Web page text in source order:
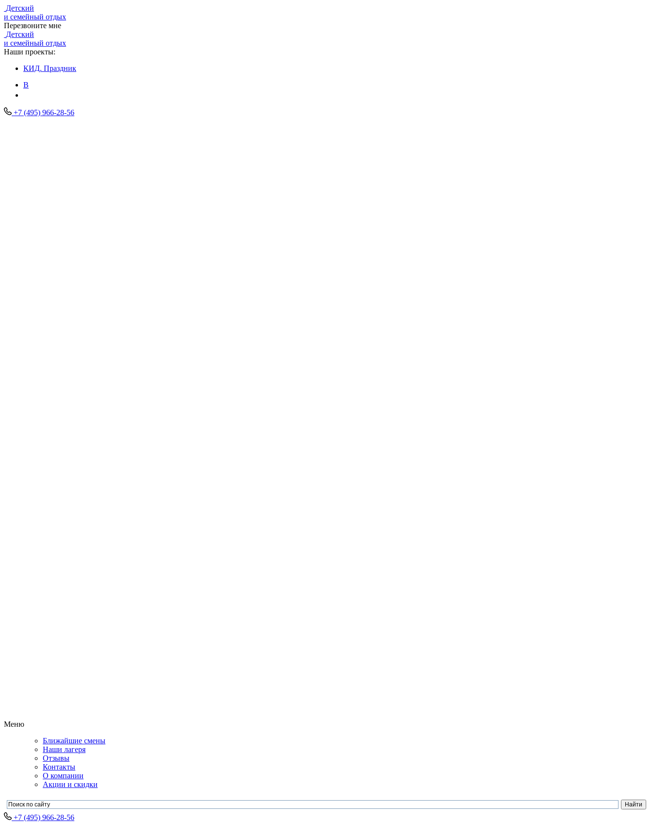
Детский
и семейный отдых
Перезвоните мне
Детский
и семейный отдых
Наши проекты:
КИД. Праздник
В
+7 (495) 966-28-56
Меню
Ближайшие смены
Наши лагеря
Отзывы
Контакты
О компании
Акции и скидки
+7 (495) 966-28-56